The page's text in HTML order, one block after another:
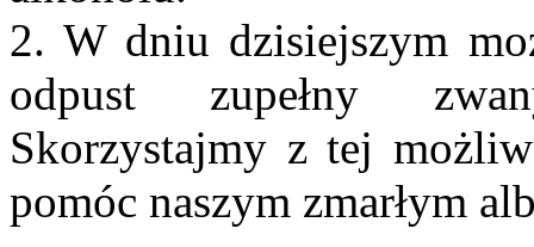
2. W dniu dzisiejszym
odpust zupełny
Skorzystajmy z tej
pomóc naszym zmarłym